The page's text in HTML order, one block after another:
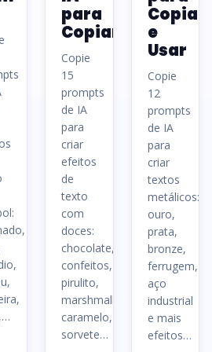
para
Copiar
Copie
15
prompts
de IA
para
criar
efeitos
de
texto
com
doces:
chocolate,
confeitos,
pirulito,
marshmallow,
caramelo,
sorvete…
Copiar
e
Usar
Copie
12
prompts
de IA
para
criar
textos
metálicos:
ouro,
prata,
bronze,
ferrugem,
aço
industrial
e mais
efeitos…